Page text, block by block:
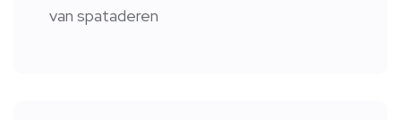
van spataderen